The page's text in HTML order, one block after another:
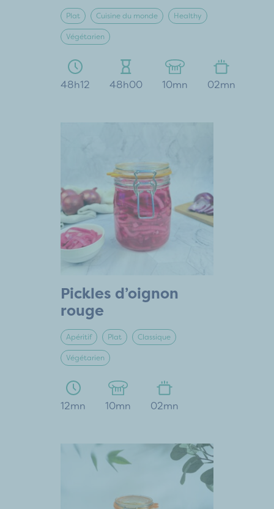
Plat Cuisine du monde Healthy
Végétarien
48h12 48h00 10mn 02mn
Pickles d’oignon
rouge
Apéritif Plat Classique
Végétarien
12mn 10mn 02mn